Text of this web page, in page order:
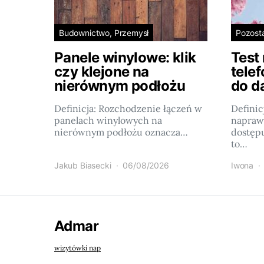
Budownictwo, Przemysł
Panele winylowe: klik
czy klejone na
nierównym podłożu
Definicja: Rozchodzenie łączeń w
panelach winylowych na
nierównym podłożu oznacza…
Jakub Biasecki 06/08/2026
Test
do
to…
Iwona
Admar
wizytówki nap